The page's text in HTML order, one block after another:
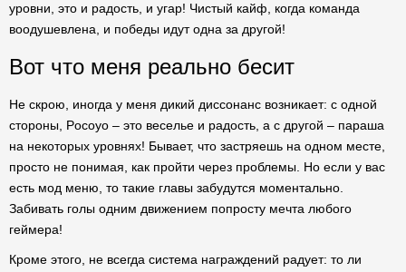
уровни, это и радость, и угар! Чистый кайф, когда команда
воодушевлена, и победы идут одна за другой!
Вот что меня реально бесит
Не скрою, иногда у меня дикий диссонанс возникает: с одной
стороны, Pocoyo – это веселье и радость, а с другой – параша
на некоторых уровнях! Бывает, что застряешь на одном месте,
просто не понимая, как пройти через проблемы. Но если у вас
есть мод меню, то такие главы забудутся моментально.
Забивать голы одним движением попросту мечта любого
геймера!
Кроме этого, не всегда система награждений радует: то ли